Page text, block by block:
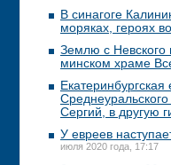
В синагоге
моряках, героях
Землю с Невского
минском храме
Сергий, в другую
У евреев
июля 2020 года, 17:17